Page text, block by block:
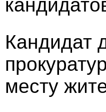
Кандидат
месту